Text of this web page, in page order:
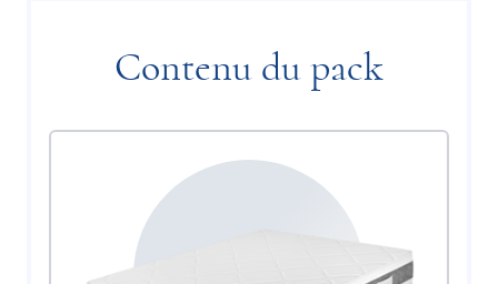
Contenu du pack